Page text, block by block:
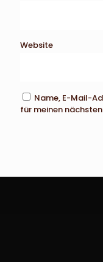
Website
Name, E-Mail-
für meinen